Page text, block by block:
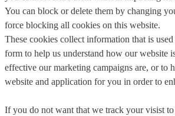
You can block or delete them by changing
force blocking all cookies on this website.
These cookies collect information that is
form to help us understand how our website
effective our marketing campaigns are, or to
website and application for you in order to
If you do not want that we track your visist